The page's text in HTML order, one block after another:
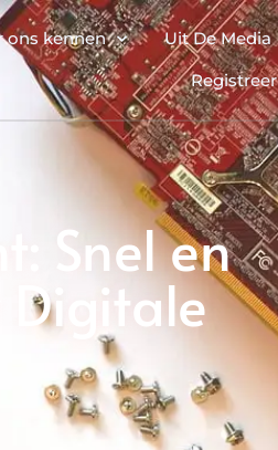
ons kennen
Uit De Media
Registreer
Snel en
Digitale